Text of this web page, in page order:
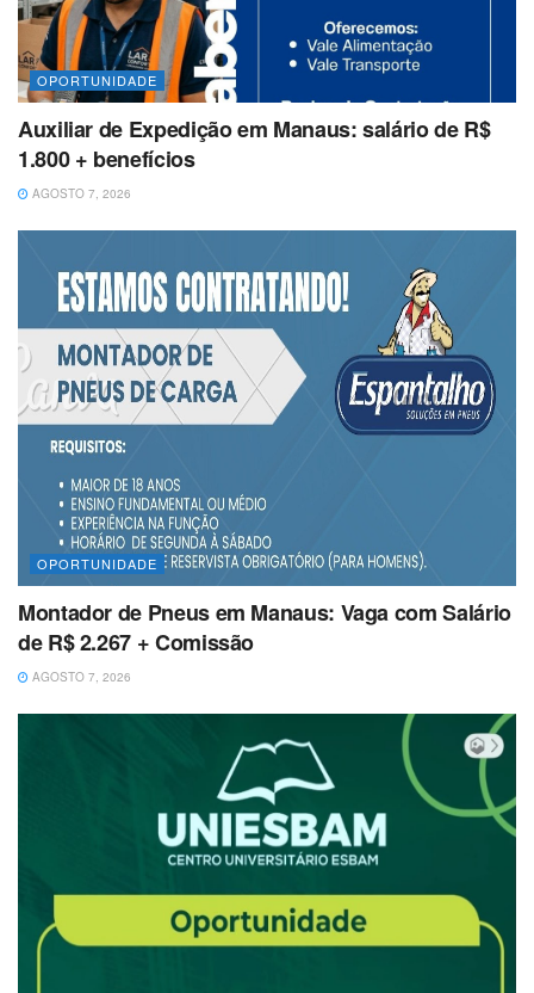
OPORTUNIDADE
Auxiliar de Expedição em Manaus: salário de R$
1.800 + benefícios
AGOSTO 7, 2026
OPORTUNIDADE
Montador de Pneus em Manaus: Vaga com Salário
de R$ 2.267 + Comissão
AGOSTO 7, 2026